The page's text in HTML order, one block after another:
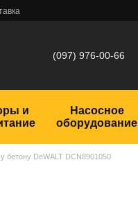
(097) 976-00-66
и
Насосное
оборудование
бетону DeWALT DCN8901050